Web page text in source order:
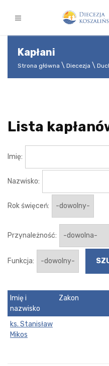
Kapłani
Strona główna Diecezja
Lista
Imię:
Nazwisko:
Rok święceń:
Przynależność:
Funkcja:
Imię i
nazwisko
Zakon
ks. Stanisław
Mikos